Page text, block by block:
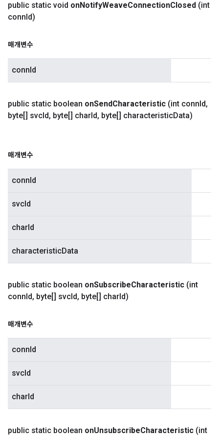
public static void onNotifyWeaveConnectionClosed (int
connId)
매개변수
connId
public static boolean onSendCharacteristic (int connId,
byte[] svcId, byte[] charId, byte[] characteristicData)
매개변수
connId
svcId
charId
characteristicData
public static boolean onSubscribeCharacteristic (int
connId, byte[] svcId, byte[] charId)
매개변수
connId
svcId
charId
public static boolean onUnsubscribeCharacteristic (int